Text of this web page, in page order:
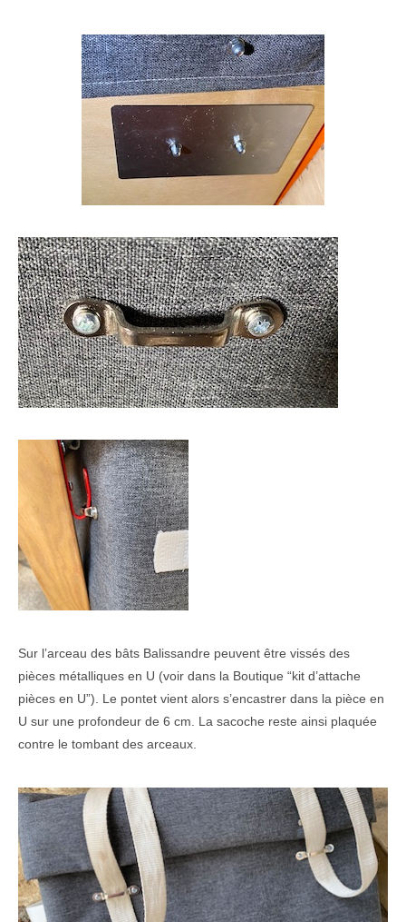
Sur l’arceau des bâts Balissandre peuvent être vissés des
pièces métalliques en U (voir dans la Boutique “kit d’attache
pièces en U”). Le pontet vient alors s’encastrer dans la pièce en
U sur une profondeur de 6 cm. La sacoche reste ainsi plaquée
contre le tombant des arceaux.